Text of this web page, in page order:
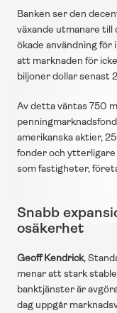
Banken ser den
växande utmanare till
ökade användning
att marknaden för
biljoner dollar senast
Av detta väntas 750
amerikanska aktier,
fonder och ytterligare
som fastigheter,
Snabb
osäkerhet
Geoff Kendrick,
menar att stark
banktjänster är
dag uppgår